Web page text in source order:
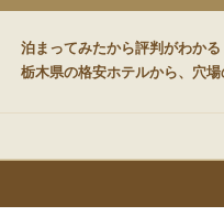
泊まってみたから評判がわか
栃木県の格安ホテルから、穴
モード